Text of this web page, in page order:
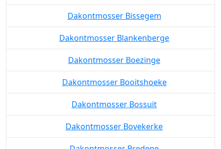
Dakontmosser Bissegem
Dakontmosser Blankenberge
Dakontmosser Boezinge
Dakontmosser Booitshoeke
Dakontmosser Bossuit
Dakontmosser Bovekerke